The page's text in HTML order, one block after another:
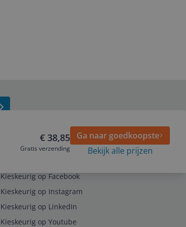
€ 38,85
Gratis verzending
Ga naar goedkoopste
Bekijk alle prijzen
Kieskeurig op Facebook
Kieskeurig op Instagram
Kieskeurig op LinkedIn
Kieskeurig op Youtube